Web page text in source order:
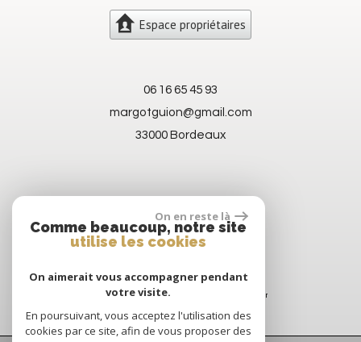
Espace propriétaires
06 16 65 45 93
margotguion@gmail.com
33000 Bordeaux
On en reste là
Comme beaucoup, notre site
utilise les cookies
On aimerait vous accompagner pendant
votre visite.
En poursuivant, vous acceptez l'utilisation des
cookies par ce site, afin de vous proposer des